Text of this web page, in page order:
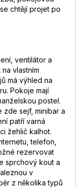
chtějí projet po
ventilátor a
vlastním
má výhled na
Pokoje mají
postel.
zde sejf, minibar a
patří varná
žehlič kalhot.
telefon,
rezervovat
sprchový kout a
v
z několika typů